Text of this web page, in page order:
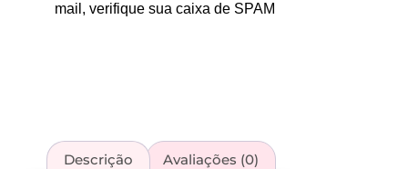
mail, verifique sua caixa de SPAM
Descrição Avaliações (0)